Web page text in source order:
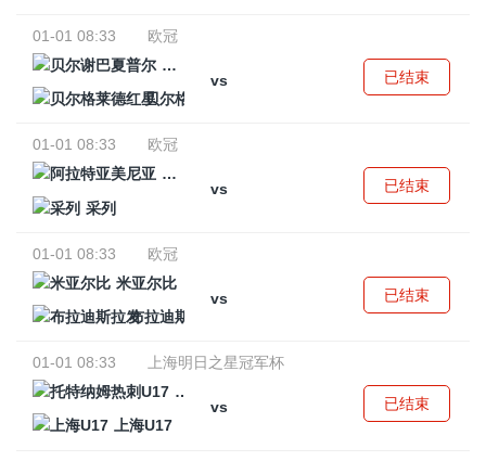
01-01 08:33
欧冠
贝尔谢巴夏普尔
vs
贝尔格莱德红星
已结束
01-01 08:33
欧冠
阿拉特亚美尼亚
vs
采列
已结束
01-01 08:33
欧冠
米亚尔比
vs
布拉迪斯拉发
已结束
01-01 08:33
上海明日之星冠军杯
托特纳姆热刺U17
vs
上海U17
已结束